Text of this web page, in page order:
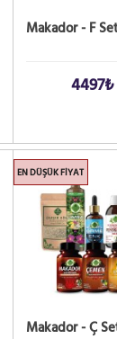
Makador - F
4497₺
EN DÜŞÜK FIYAT
Makador - Ç